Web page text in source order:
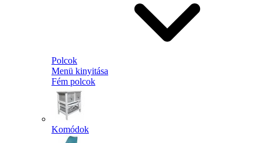
Polcok
Menü kinyitása
Fém polcok
Komódok